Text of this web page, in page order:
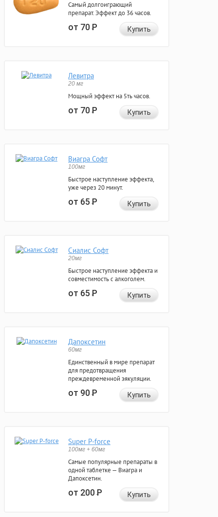
Самый долгоиграющий
препарат. Эффект до 36 часов.
от 70Р Купить
Левитра
20 мг
Мощный эффект на 5ть часов.
от 70Р Купить
Виагра Софт
100мг
Быстрое наступление эффекта,
уже через 20 минут.
от 65Р Купить
Сиалис Софт
20мг
Быстрое наступление эффекта и
совместимость с алкоголем.
от 65Р Купить
Дапоксетин
60мг
Единственный в мире препарат
для предотвращения
преждевременной эякуляции.
от 90Р Купить
Super P-force
100мг + 60мг
Самые популярные препараты в
одной таблетке — Виагра и
Дапоксетин.
от 200Р Купить